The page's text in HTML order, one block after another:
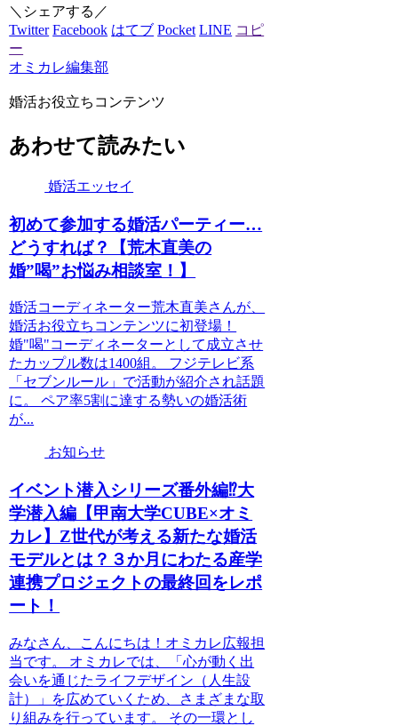
＼シェアする／
Twitter Facebook はてブ Pocket LINE コピ
ー
オミカレ編集部
婚活お役立ちコンテンツ
あわせて読みたい
婚活エッセイ
初めて参加する婚活パーティー…
どうすれば？【荒木直美の
婚”喝”お悩み相談室！】
婚活コーディネーター荒木直美さんが、
婚活お役立ちコンテンツに初登場！
婚"喝"コーディネーターとして成立させ
たカップル数は1400組。 フジテレビ系
「セブンルール」で活動が紹介され話題
に。 ペア率5割に達する勢いの婚活術
が...
お知らせ
イベント潜入シリーズ番外編⁉大
学潜入編【甲南大学CUBE×オミ
カレ】Z世代が考える新たな婚活
モデルとは？３か月にわたる産学
連携プロジェクトの最終回をレポ
ート！
みなさん、こんにちは！オミカレ広報担
当です。 オミカレでは、「心が動く出
会いを通じたライフデザイン（人生設
計）」を広めていくため、さまざまな取
り組みを行っています。 その一環とし